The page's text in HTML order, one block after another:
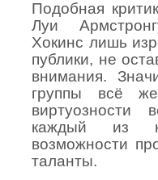
Подобная
Луи
Хокинс лишь
публики, не
внимания.
группы всё
каждый из
возможности
таланты.